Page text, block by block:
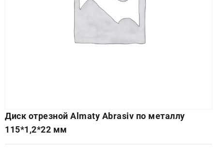
Диск отрезной Almaty Abrasiv по металлу
115*1,2*22 мм